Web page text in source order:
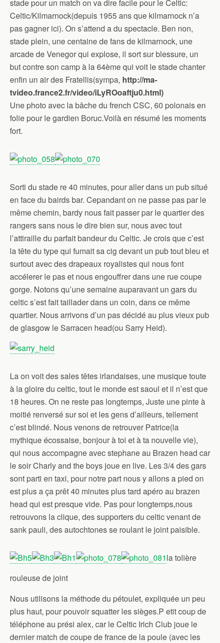
stade pour un match on va dire facile pour le Celtic:
Celtic/Kilmarnock(depuis 1955 ans que kilmarnock n’a
pas gagner ici). On s’attend a du spectacle. Ben non,
stade plein, une centaine de fans de kilmarnock, une
arcade de Venegor qui explose, il sort sur blessure, un
but contre son camp à la 64ème qui voit le stade chanter
enfin un air des Fratellis(sympa, http://ma-
tvideo.france2.fr/video/iLyROoaftju0.html)
Une photo avec la bâche du french CSC, 60 polonais en
folie pour le gardien Boruc.Voilà en résumé les moments
fort.
Sorti du stade re 40 minutes, pour aller dans un pub situé
en face du bairds bar. Cepandant on ne passe pas par le
même chemin, bardy nous fait passer par le quartier des
rangers sans nous le dire bien sur, nous avec tout
l’attiraille du parfait bandeur du Celtic. Je crois que c’est
la tête du type qui fumait sa cig devant un pub tout bleu et
surtout avec des drapeaux royalistes qui nous font
accélerer le pas et nous engouffrer dans une rue coupe
gorge. Notons qu’une semaine auparavant un gars du
celtic s’est fait taillader dans un coin, dans ce même
quartier. Nous arrivons d’un pas décidé au plus vieux pub
de glasgow le Sarracen head(ou Sarry Heid).
La on voit des sales têtes irlandaises, une musique toute
à la gloire du celtic, tout le monde est saoul et il n’est que
18 heures. On ne reste pas longtemps, Juste une pinte à
moitié renversé sur soi et les gens d’ailleurs, tellement
c’est blindé. Nous venons de retrouver Patrice(la
mythique écossaise, bonjour à toi et à ta nouvelle vie),
qui nous accompagne avec stephane au Brazen head car
le soir Charly and the boys joue en live. Les 3/4 des gars
sont parti en taxi, pour notre part nous y allons a pied on
est plus a ça prêt 40 minutes plus tard apéro au brazen
head qui est presque vide. Pas pour longtemps,nous
retrouvons la clique, des supporters du celtic venant de
sank pauli, des autochtones se roulant le joint paisible.
la tolière
rouleuse de joint
Nous utilisons la méthode du pétoulet, expliquée un peu
plus haut, pour pouvoir squatter les sièges.P etit coup de
téléphone au prési alex, car le Celtic Irich Club joue le
dernier match de coupe de france de la poule (avec les